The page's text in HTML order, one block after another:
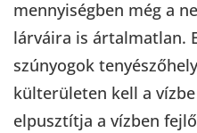
mennyiségben még a
lárváira is ártalmatlan.
szúnyogok
külterületen kell a
elpusztítja a vízben